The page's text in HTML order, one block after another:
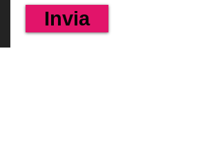
Invia